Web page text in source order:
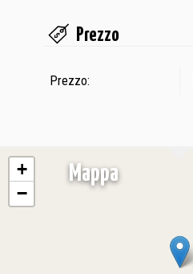
Prezzo
Prezzo:
Mappa
+
−